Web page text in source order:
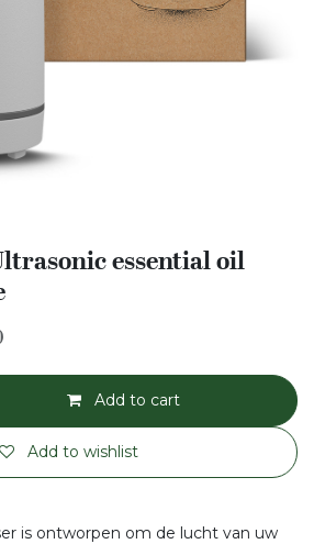
essential oil
Add to cart
Add to wishlist
is ontworpen om de lucht van uw